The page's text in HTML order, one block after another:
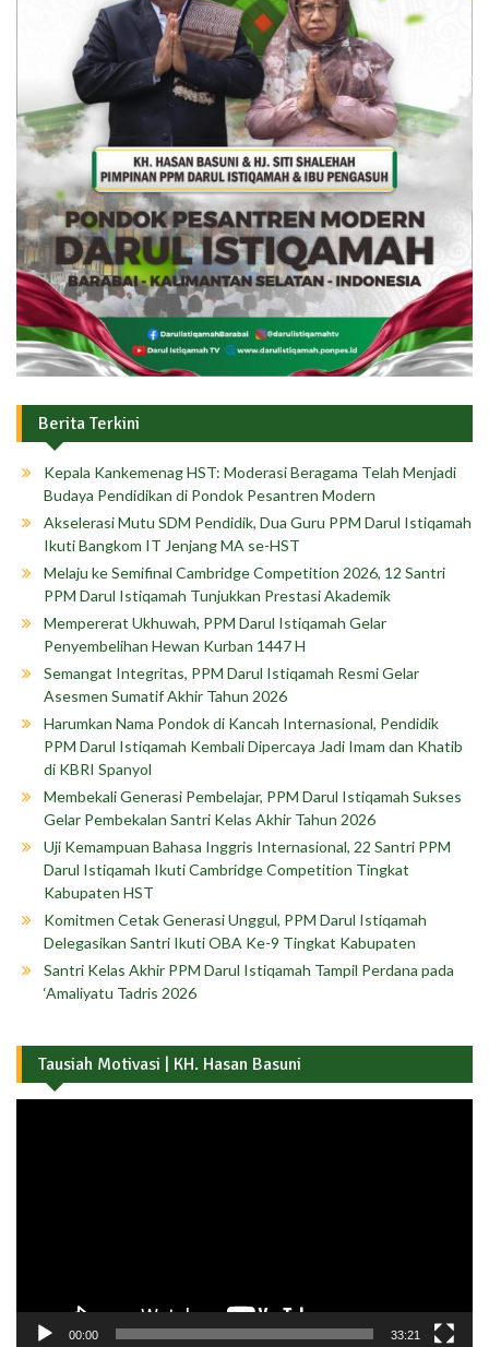
Berita Terkini
Kepala Kankemenag HST: Moderasi Beragama Telah Menjadi
Budaya Pendidikan di Pondok Pesantren Modern
Akselerasi Mutu SDM Pendidik, Dua Guru PPM Darul Istiqamah
Ikuti Bangkom IT Jenjang MA se-HST
Melaju ke Semifinal Cambridge Competition 2026, 12 Santri
PPM Darul Istiqamah Tunjukkan Prestasi Akademik
Mempererat Ukhuwah, PPM Darul Istiqamah Gelar
Penyembelihan Hewan Kurban 1447 H
Semangat Integritas, PPM Darul Istiqamah Resmi Gelar
Asesmen Sumatif Akhir Tahun 2026
Harumkan Nama Pondok di Kancah Internasional, Pendidik
PPM Darul Istiqamah Kembali Dipercaya Jadi Imam dan Khatib
di KBRI Spanyol
Membekali Generasi Pembelajar, PPM Darul Istiqamah Sukses
Gelar Pembekalan Santri Kelas Akhir Tahun 2026
Uji Kemampuan Bahasa Inggris Internasional, 22 Santri PPM
Darul Istiqamah Ikuti Cambridge Competition Tingkat
Kabupaten HST
Komitmen Cetak Generasi Unggul, PPM Darul Istiqamah
Delegasikan Santri Ikuti OBA Ke-9 Tingkat Kabupaten
Santri Kelas Akhir PPM Darul Istiqamah Tampil Perdana pada
‘Amaliyatu Tadris 2026
Tausiah Motivasi | KH. Hasan Basuni
00:00 33:21